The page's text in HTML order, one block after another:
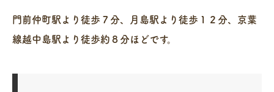
門前仲町駅より徒歩７分、月島駅より徒歩１２分、京葉
線越中島駅より徒歩約８分ほどです。